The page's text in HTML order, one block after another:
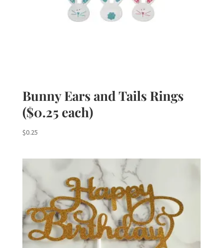
Bunny Ears and Tails Rings
($0.25 each)
$0.25